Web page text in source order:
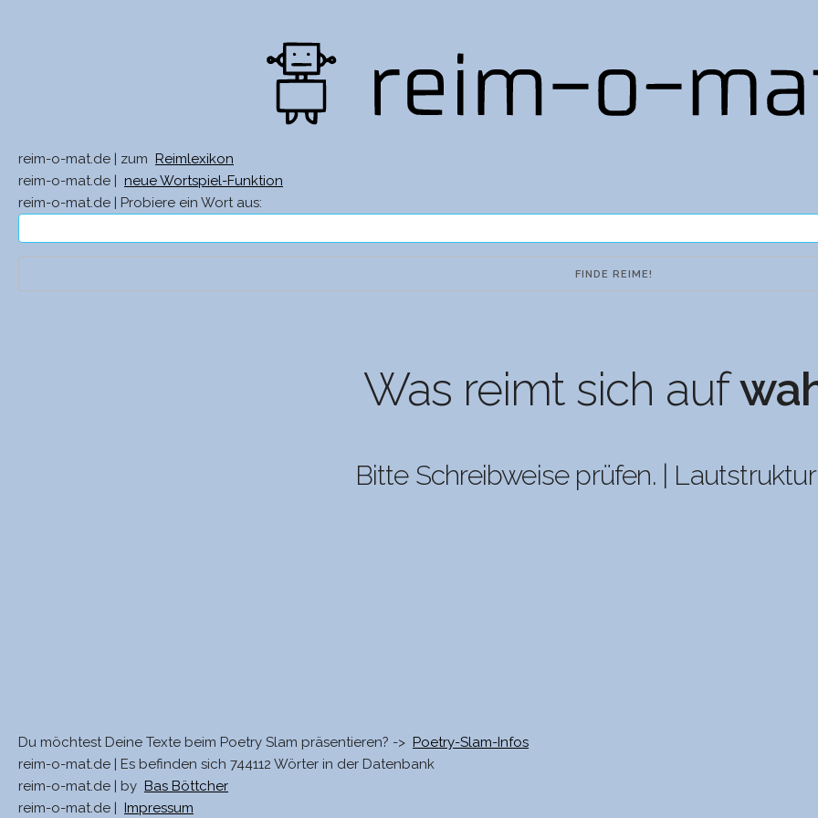
reim-o-mat.de | zum
Reimlexikon
reim-o-mat.de |
neue Wortspiel-Funktion
reim-o-mat.de | Probiere ein Wort aus:
Was reimt sich auf
Bitte Schreibweise prüfen. |
Du möchtest Deine Texte beim Poetry Slam präsentieren? -> Poetry-Slam-Infos
reim-o-mat.de | Es befinden sich 744112 Wörter in der Datenbank
reim-o-mat.de | by Bas Böttcher
reim-o-mat.de |
Impressum